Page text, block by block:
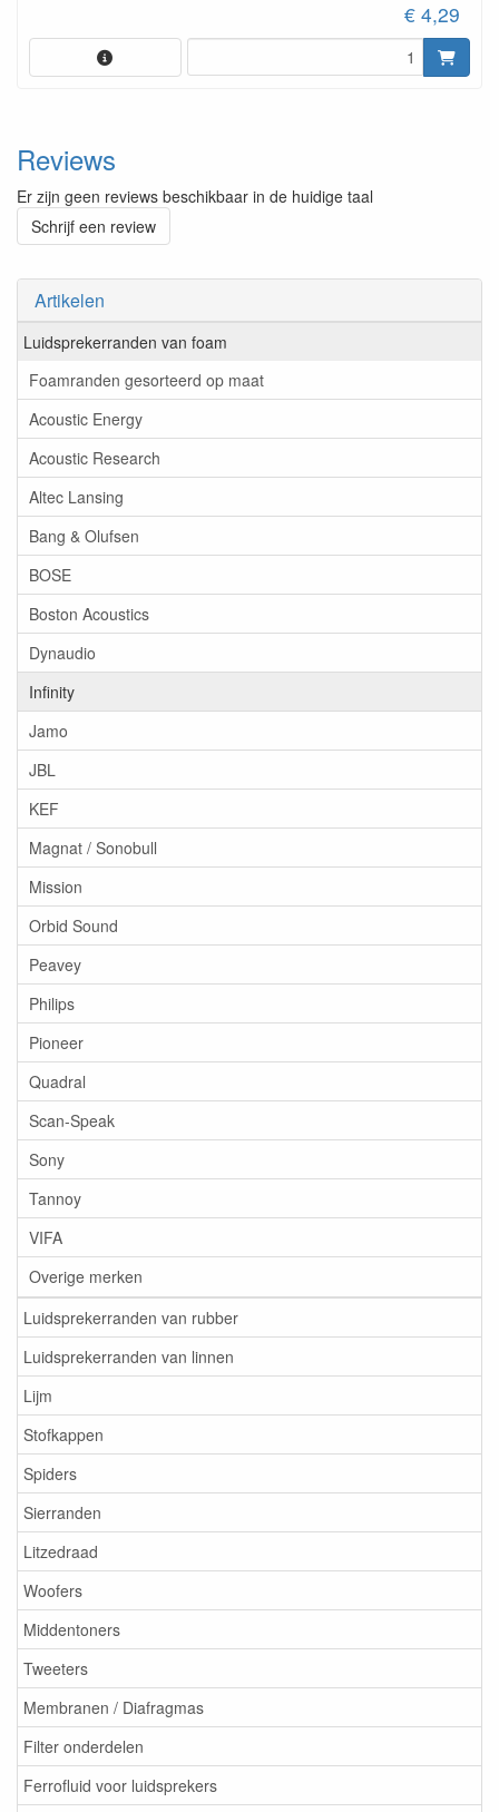
Artikelen
Luidsprekerranden van foam
Foamranden gesorteerd op maat
Acoustic Energy
Acoustic Research
Altec Lansing
Bang & Olufsen
BOSE
Boston Acoustics
Dynaudio
Infinity
Jamo
JBL
KEF
Magnat / Sonobull
Mission
Orbid Sound
Peavey
Philips
Pioneer
Quadral
Scan-Speak
Sony
Tannoy
VIFA
Overige merken
Luidsprekerranden van rubber
Luidsprekerranden van linnen
Lijm
Stofkappen
Spiders
Sierranden
Litzedraad
Woofers
Middentoners
Tweeters
Membranen / Diafragmas
Filter onderdelen
Ferrofluid voor luidsprekers
€ 4,29
Reviews
Er zijn geen reviews beschikbaar in de huidige taal
Schrijf een review